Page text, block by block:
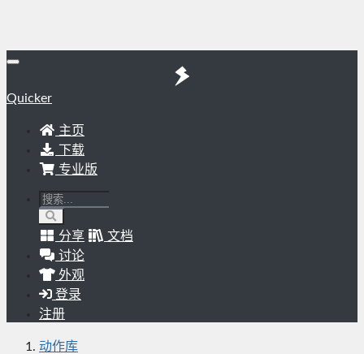
Quicker
主页
下载
专业版
分享
文档
讨论
外观
登录
注册
动作库